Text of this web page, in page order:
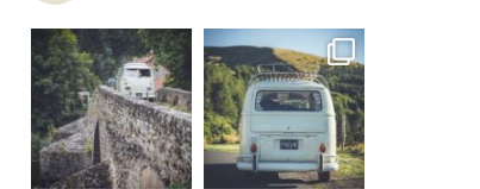
becombi
Sep 15
219
3
becombi
Sep 12
216
3